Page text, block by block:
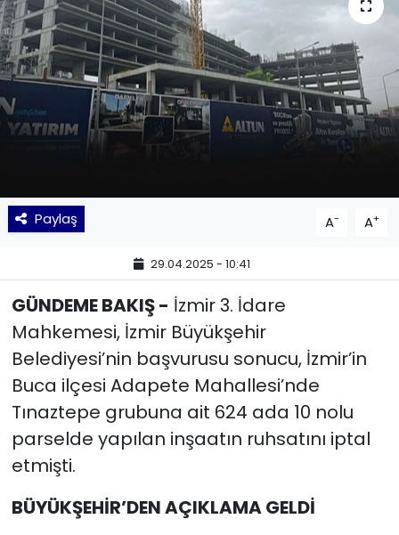
Paylaş A- A+
29.04.2025 - 10:41
GÜNDEME BAKIŞ - İzmir 3. İdare
Mahkemesi, İzmir Büyükşehir
Belediyesi’nin başvurusu sonucu, İzmir’in
Buca ilçesi Adapete Mahallesi’nde
Tınaztepe grubuna ait 624 ada 10 nolu
parselde yapılan inşaatın ruhsatını iptal
etmişti.
BÜYÜKŞEHİR’DEN AÇIKLAMA GELDİ
SAĞLIK
Siyaset
SPOR
TEKNOLOJİ
Yaşam
YEREL POLİTİKA
YEREL YÖNETİMLER
Yurt